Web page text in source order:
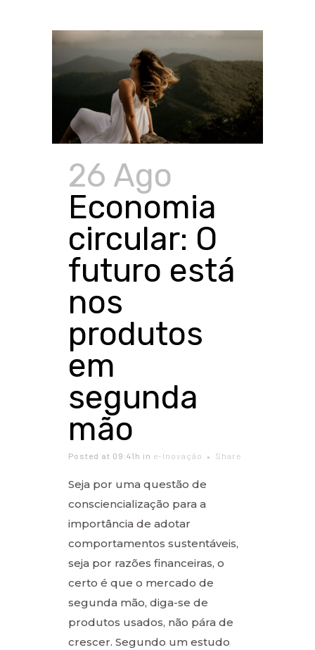
26 Ago
Economia
circular: O
futuro está
nos
produtos
em
segunda
mão
Posted at 09:41h in e-Inovação Share
Seja por uma questão de
consciencialização para a
importância de adotar
comportamentos sustentáveis,
seja por razões financeiras, o
certo é que o mercado de
segunda mão, diga-se de
produtos usados, não pára de
crescer. Segundo um estudo